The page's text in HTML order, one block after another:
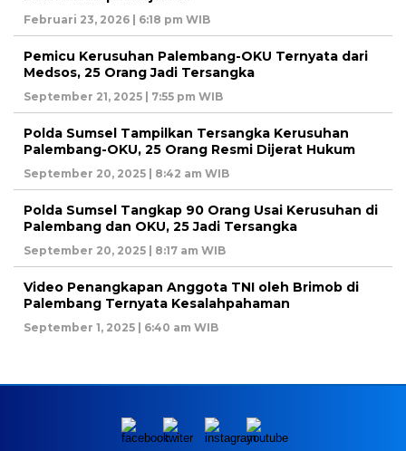
Februari 23, 2026 | 6:18 pm WIB
Pemicu Kerusuhan Palembang-OKU Ternyata dari
Medsos, 25 Orang Jadi Tersangka
September 21, 2025 | 7:55 pm WIB
Polda Sumsel Tampilkan Tersangka Kerusuhan
Palembang-OKU, 25 Orang Resmi Dijerat Hukum
September 20, 2025 | 8:42 am WIB
Polda Sumsel Tangkap 90 Orang Usai Kerusuhan di
Palembang dan OKU, 25 Jadi Tersangka
September 20, 2025 | 8:17 am WIB
Video Penangkapan Anggota TNI oleh Brimob di
Palembang Ternyata Kesalahpahaman
September 1, 2025 | 6:40 am WIB